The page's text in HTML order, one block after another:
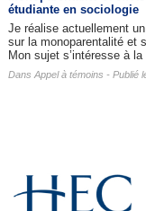
étudiante en sociologie
Je réalise actuellement
sur la monoparentalité et
Mon sujet s’intéresse à
Dans Appel à témoins - Publié